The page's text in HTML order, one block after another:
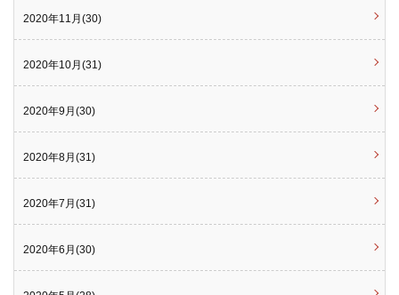
2020年11月(30)
2020年10月(31)
2020年9月(30)
2020年8月(31)
2020年7月(31)
2020年6月(30)